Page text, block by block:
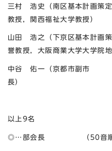
三村 浩史（南区基本計画策
教授，関西福祉大学教授）
山田 浩之（下京区基本計画
誉教授，大阪商業大学大学院
中谷 佑一（京都市副市
以上9名
◎…部会長 （50音順